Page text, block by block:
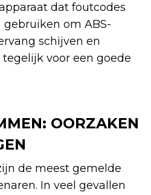
dat foutcodes
om ABS-
schijven en
voor een goede
OORZAKEN
de meest gemelde
In veel gevallen